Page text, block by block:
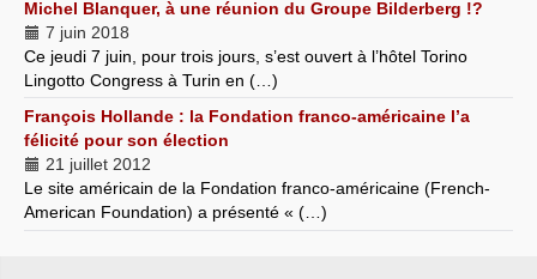
Michel Blanquer, à une réunion du Groupe Bilderberg !?
7 juin 2018
Ce jeudi 7 juin, pour trois jours, s’est ouvert à l’hôtel Torino
Lingotto Congress à Turin en (…)
François Hollande : la Fondation franco-américaine l’a
félicité pour son élection
21 juillet 2012
Le site américain de la Fondation franco-américaine (French-
American Foundation) a présenté « (…)